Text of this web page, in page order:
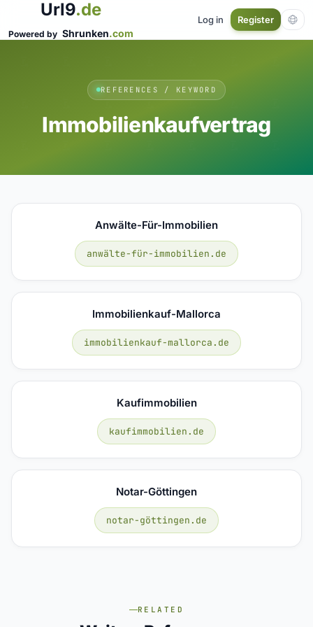
Url9.de
Powered by Shrunken.com
Log in Register
REFERENCES / KEYWORD
Immobilienkaufvertrag
Anwälte-Für-Immobilien
anwälte-für-immobilien.de
Immobilienkauf-Mallorca
immobilienkauf-mallorca.de
Kaufimmobilien
kaufimmobilien.de
Notar-Göttingen
notar-göttingen.de
RELATED